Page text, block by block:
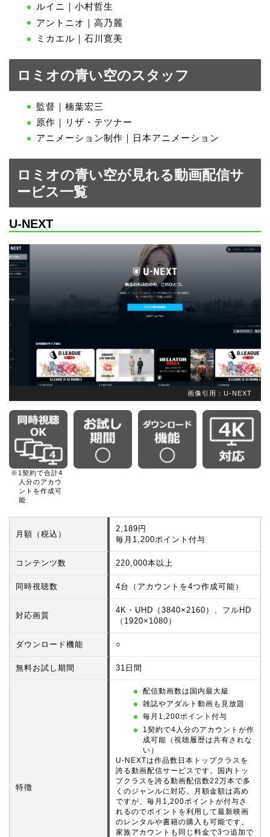
ルイニ｜小村哲生
アントニオ｜高乃麗
ミカエル｜石川寛美
ロミオの青い空のスタッフ
監督｜楠葉宏三
原作｜リザ・テツナー
アニメーション制作｜日本アニメーション
ロミオの青い空が見れる動画配信サ
ービス一覧
U-NEXT
画像引用：U-NEXT
※1契約で合計4
人分のアカウ
ントを作成可
能
月額（税込）
2,189円
毎月1,200ポイント付与
コンテンツ数 220,000本以上
同時視聴数 4台（アカウントを4つ作成可能）
対応画質
4K・UHD（3840×2160）、フルHD
（1920×1080）
ダウンロード機能 ○
無料お試し期間 31日間
特徴
配信動画数は国内最大級
雑誌やアダルト動画も見放題
毎月1,200ポイント付与
1契約で4人分のアカウントが作
成可能（視聴履歴は共有されな
い）
U-NEXTは作品数日本トップクラスを
誇る動画配信サービスです。国内トッ
プクラスを誇る動画配信数22万本で多
くのジャンルに対応。月額金額は高め
ですが、毎月1,200ポイントが付与さ
れるのでポイントを利用して最新映画
のレンタルや書籍の購入も可能です。
家族アカウントも同じ料金で3つ追加で